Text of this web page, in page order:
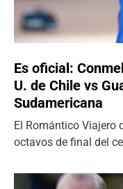
Es oficial:
U. de Chile vs
Sudamericana
El Romántico Viajero
octavos de final del